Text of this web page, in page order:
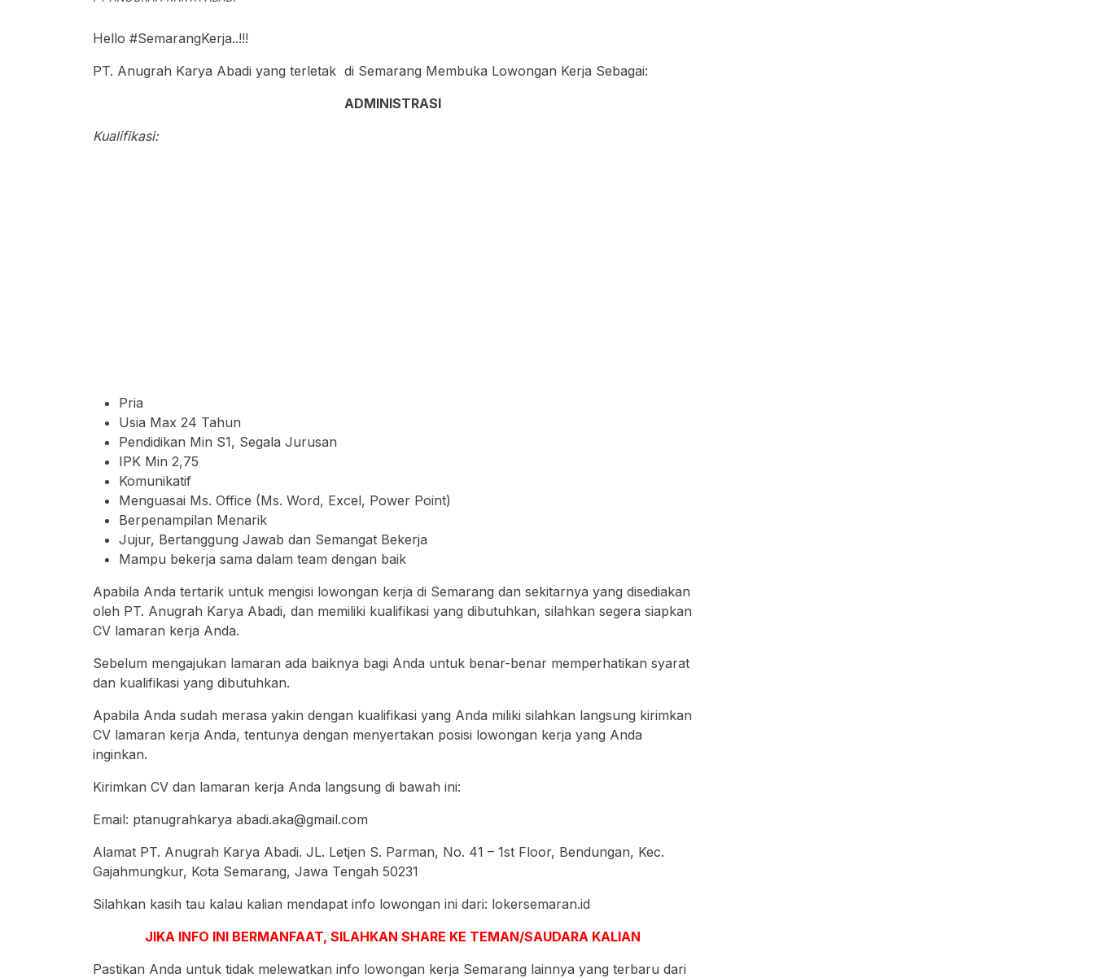
Hello #SemarangKerja..!!!
PT. Anugrah Karya Abadi yang terletak di Semarang Membuka Lowongan Kerja Sebagai:
ADMINISTRASI
Kualifikasi:
Pria
Usia Max 24 Tahun
Pendidikan Min S1, Segala Jurusan
IPK Min 2,75
Komunikatif
Menguasai Ms. Office (Ms. Word, Excel, Power Point)
Berpenampilan Menarik
Jujur, Bertanggung Jawab dan Semangat Bekerja
Mampu bekerja sama dalam team dengan baik
Apabila Anda tertarik untuk mengisi lowongan kerja di Semarang dan sekitarnya yang disediakan
oleh PT. Anugrah Karya Abadi, dan memiliki kualifikasi yang dibutuhkan, silahkan segera siapkan
CV lamaran kerja Anda.
Sebelum mengajukan lamaran ada baiknya bagi Anda untuk benar-benar memperhatikan syarat
dan kualifikasi yang dibutuhkan.
Apabila Anda sudah merasa yakin dengan kualifikasi yang Anda miliki silahkan langsung kirimkan
CV lamaran kerja Anda, tentunya dengan menyertakan posisi lowongan kerja yang Anda
inginkan.
Kirimkan CV dan lamaran kerja Anda langsung di bawah ini:
Email: ptanugrahkarya abadi.aka@gmail.com
Alamat PT. Anugrah Karya Abadi. JL. Letjen S. Parman, No. 41 – 1st Floor, Bendungan, Kec.
Gajahmungkur, Kota Semarang, Jawa Tengah 50231
Silahkan kasih tau kalau kalian mendapat info lowongan ini dari: lokersemaran.id
JIKA INFO INI BERMANFAAT, SILAHKAN SHARE KE TEMAN/SAUDARA KALIAN
Pastikan Anda untuk tidak melewatkan info lowongan kerja Semarang lainnya yang terbaru dari